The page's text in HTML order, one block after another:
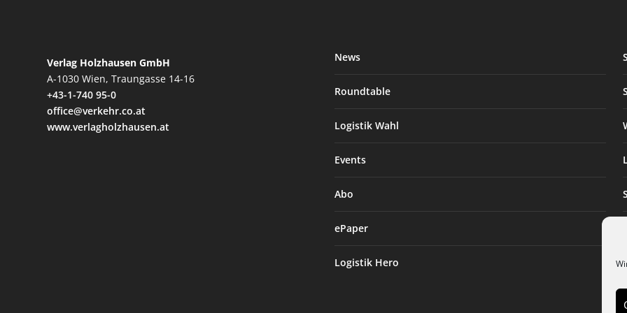
Verlag Holzhausen GmbH
A-1030 Wien, Traungasse 14-16
+43-1-740 95-0
office@verkehr.co.at
www.verlagholzhausen.at
News
Roundtable
Logistik Wahl
Events
Abo
ePaper
Logistik Hero